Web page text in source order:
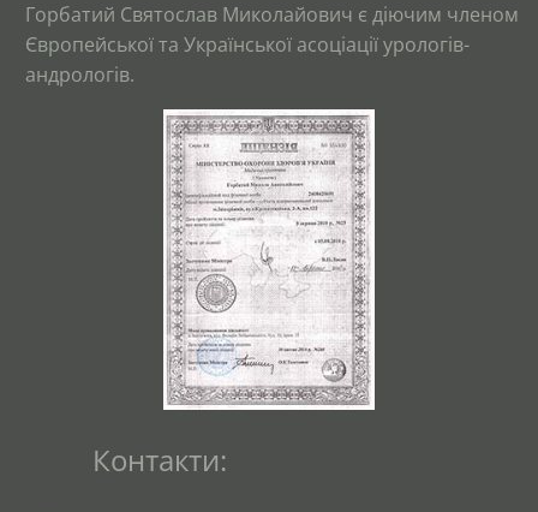
Горбатий Святослав Миколайович є діючим членом
Європейської та Української асоціації урологів-
андрологів.
Контакти: